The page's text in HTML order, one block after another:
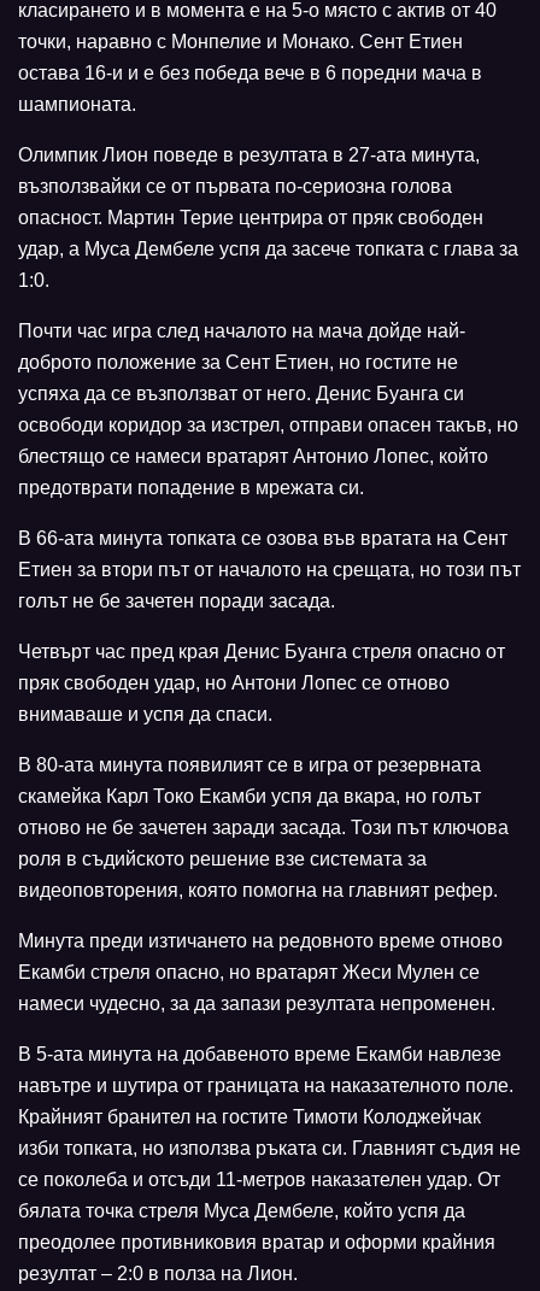
класирането и в момента е на 5-о място с актив от 40
точки, наравно с Монпелие и Монако. Сент Етиен
остава 16-и и е без победа вече в 6 поредни мача в
шампионата.
Олимпик Лион поведе в резултата в 27-ата минута,
възползвайки се от първата по-сериозна голова
опасност. Мартин Терие центрира от пряк свободен
удар, а Муса Дембеле успя да засече топката с глава за
1:0.
Почти час игра след началото на мача дойде най-
доброто положение за Сент Етиен, но гостите не
успяха да се възползват от него. Денис Буанга си
освободи коридор за изстрел, отправи опасен такъв, но
блестящо се намеси вратарят Антонио Лопес, който
предотврати попадение в мрежата си.
В 66-ата минута топката се озова във вратата на Сент
Етиен за втори път от началото на срещата, но този път
голът не бе зачетен поради засада.
Четвърт час пред края Денис Буанга стреля опасно от
пряк свободен удар, но Антони Лопес се отново
внимаваше и успя да спаси.
В 80-ата минута появилият се в игра от резервната
скамейка Карл Токо Екамби успя да вкара, но голът
отново не бе зачетен заради засада. Този път ключова
роля в съдийското решение взе системата за
видеоповторения, която помогна на главният рефер.
Минута преди изтичането на редовното време отново
Екамби стреля опасно, но вратарят Жеси Мулен се
намеси чудесно, за да запази резултата непроменен.
В 5-ата минута на добавеното време Екамби навлезе
навътре и шутира от границата на наказателното поле.
Крайният бранител на гостите Тимоти Колоджейчак
изби топката, но използва ръката си. Главният съдия не
се поколеба и отсъди 11-метров наказателен удар. От
бялата точка стреля Муса Дембеле, който успя да
преодолее противниковия вратар и оформи крайния
резултат – 2:0 в полза на Лион.